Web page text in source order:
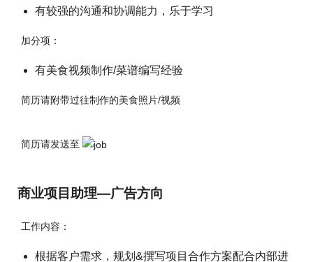
有较强的沟通和协调能力，乐于学习
加分项：
有美食视频制作/菜谱编写经验
简历请附带过往制作的美食照片/视频
简历请发送至
商业项目助理—广告方向
工作内容：
根据客户需求，规划&撰写项目合作方案配合内部进